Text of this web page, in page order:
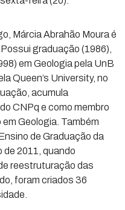
Márcia Abrahão Moura é
graduação (1986),
em Geologia pela UnB
Queen’s University, no
acumula
CNPq e como membro
Geologia. Também
de Graduação da
de 2011, quando
reestruturação das
foram criados 36